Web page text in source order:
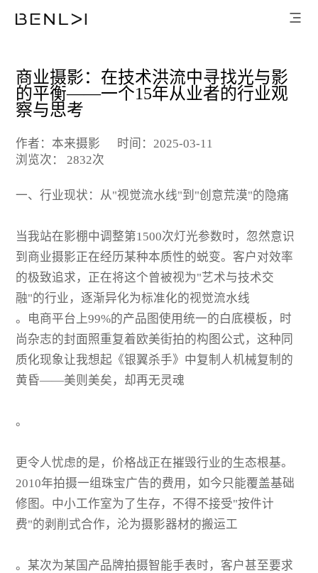
商业摄影：在技术洪流中寻找光与影
的平衡——一个15年从业者的行业观
察与思考
作者：本来摄影
时间：2025-03-11
浏览次： 2832次
一、行业现状：从"视觉流水线"到"创意荒漠"的隐痛
当我站在影棚中调整第1500次灯光参数时，忽然意识
到商业摄影正在经历某种本质性的蜕变。客户对效率
的极致追求，正在将这个曾被视为"艺术与技术交
融"的行业，逐渐异化为标准化的视觉流水线
。电商平台上99%的产品图使用统一的白底模板，时
尚杂志的封面照重复着欧美街拍的构图公式，这种同
质化现象让我想起《银翼杀手》中复制人机械复制的
黄昏——美则美矣，却再无灵魂
。
更令人忧虑的是，价格战正在摧毁行业的生态根基。
2010年拍摄一组珠宝广告的费用，如今只能覆盖基础
修图。中小工作室为了生存，不得不接受"按件计
费"的剥削式合作，沦为摄影器材的搬运工
。某次为某国产品牌拍摄智能手表时，客户甚至要求